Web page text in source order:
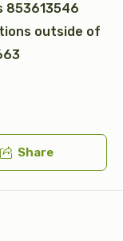
כי תבא
$1,800.00
וילך
853613546
outside of
Share